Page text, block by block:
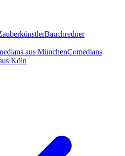
Bauchredner
aus MünchenComedians
Köln